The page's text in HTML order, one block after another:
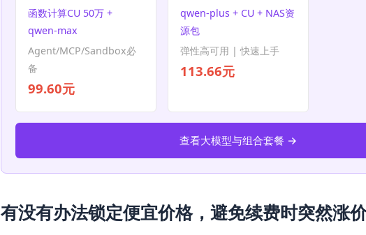
函数计算CU 50万 +
qwen-max
Agent/MCP/Sandbox必
备
99.60元
qwen-plus + CU + NAS资
源包
弹性高可用 | 快速上手
113.66元
查看大模型与组合套餐 →
有没有办法锁定便宜价格，避免续费时突然涨